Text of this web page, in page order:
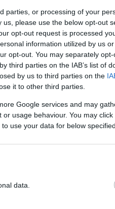
parties, or processing of your
please use the below opt-out
opt-out request is processed
information utilized by us
opt-out. You may separately
third parties on the IAB’s list of
by us to third parties on the
it to other third parties.
Google services and may
usage behaviour. You may
use your data for below
data.
var inte helt överens
i mål var
På sista varvet drog
och på
om andra och tredje
trea.
som var med
som fortsatt höll ihop.
jobbade hårt för att
blev åkningen.